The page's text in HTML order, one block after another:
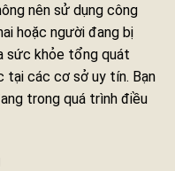
nên sử dụng công
hoặc người đang bị
sức khỏe tổng quát
các cơ sở uy tín. Bạn
trong quá trình điều